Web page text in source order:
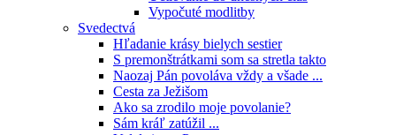
Vypočuté modlitby
Svedectvá
Hľadanie krásy bielych sestier
S premonštrátkami som sa stretla takto
Naozaj Pán povoláva vždy a všade ...
Cesta za Ježišom
Ako sa zrodilo moje povolanie?
Sám kráľ zatúžil ...